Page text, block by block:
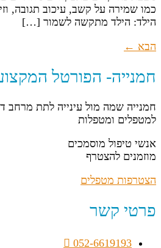
כמו שמירה על קשב, עיכוב תגובה,
הילד: הילד מתקשה לשמור […]
הבא ←
חמנייה- הפורטל
חמנייה שמה מול עינייה לתת מרחב
למטפלים ומטפלות
אנשי טיפול מוסמכים
מוזמנים להצטרף
הצטרפות מטפלים
פרטי קשר
052-6619193